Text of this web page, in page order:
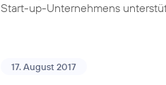
Start-up-Unternehmens
17. August 2017